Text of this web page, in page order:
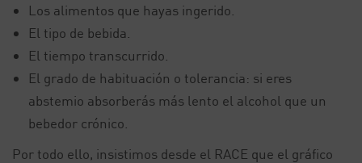
Los alimentos que hayas ingerido.
El tipo de bebida.
El tiempo transcurrido.
El grado de habituación o tolerancia: si eres
abstemio absorberás más lento el alcohol que un
bebedor crónico.
Por todo ello, insistimos desde el RACE que el gráfico